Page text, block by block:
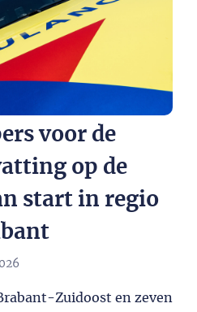
voor de
op de
start in regio
Zuidoost en zeven